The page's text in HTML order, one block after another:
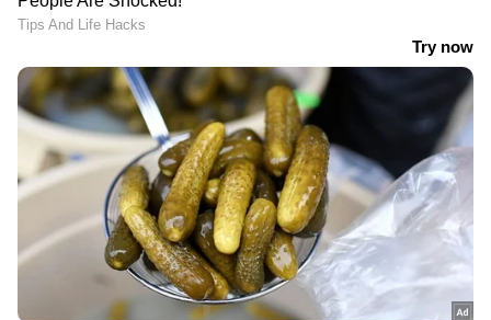
അടിയന്തര ഘട്ടങ്ങളിലെ
പ്രതിപക്ഷ വികാരം അമിത് ഷായെ
അറിയിക്കണം; നിർദേശം നൽകി
രാജ്യസഭ അധ്യക്ഷൻ | Amit shah |
Rajyasabha